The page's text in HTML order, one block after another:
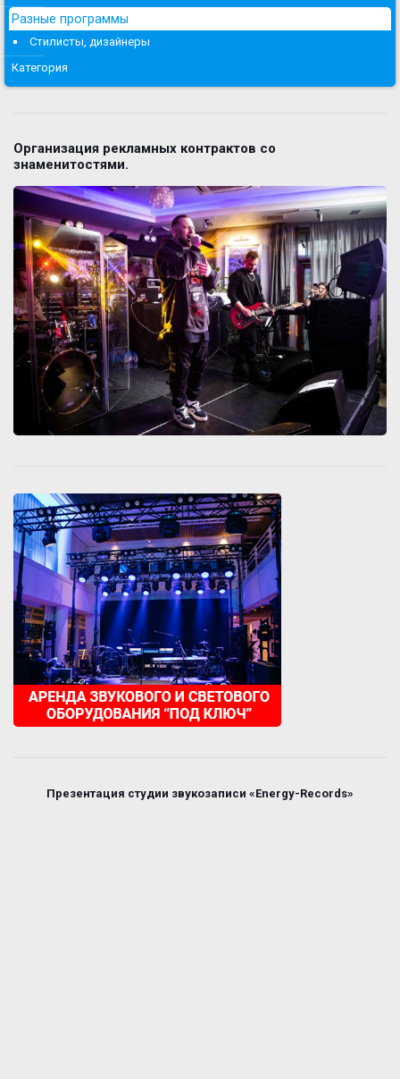
Разные программы
Стилисты, дизайнеры
Категория
Организация рекламных контрактов со
знаменитостями.
Презентация студии звукозаписи «Energy-Records»